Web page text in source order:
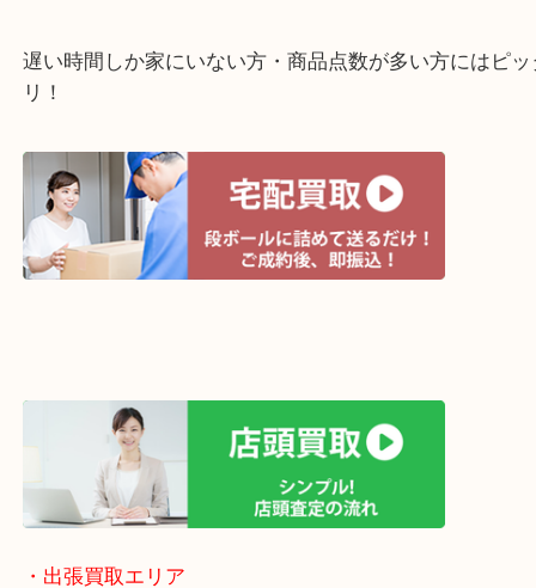
・ライン査定お待ちしています
遅い時間しか家にいない方・商品点数が多い方には